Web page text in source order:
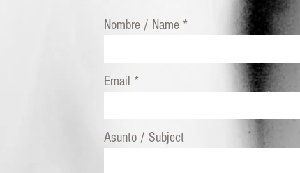
Nombre / Name
Email
Asunto / Subject